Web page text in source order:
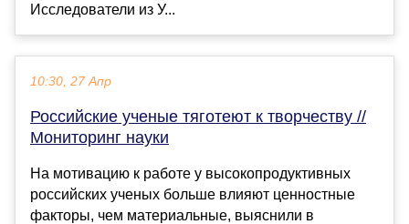
Исследователи из У...
10:30, 27 Апр
Российские ученые тяготеют к творчеству //
Мониторинг науки
На мотивацию к работе у высокопродуктивных
российских ученых больше влияют ценностные
факторы, чем материальные, выяснили в